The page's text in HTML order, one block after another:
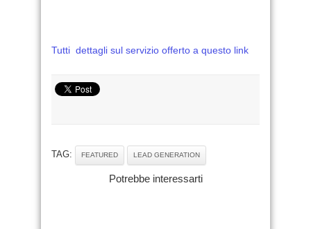
Tutti dettagli sul servizio offerto a questo link
TAG: FEATURED LEAD GENERATION
Potrebbe interessarti